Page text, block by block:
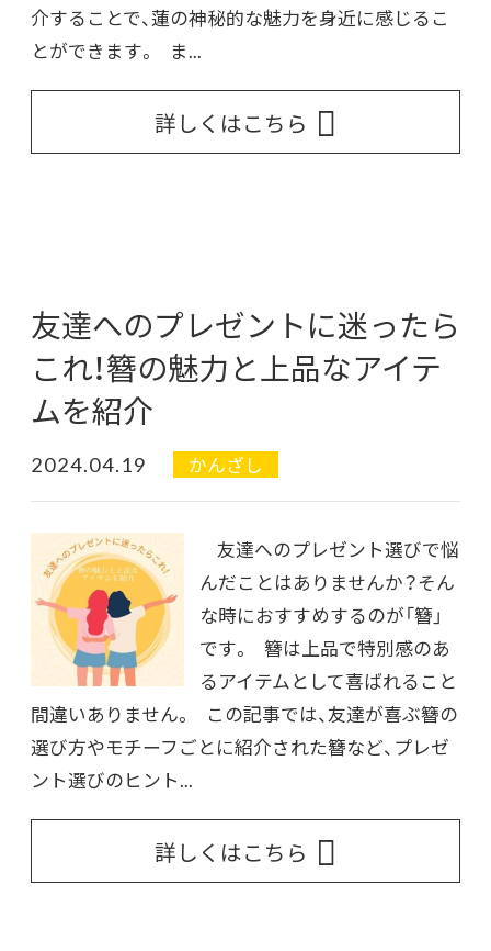
介することで、蓮の神秘的な魅力を身近に感じるこ
とができます。 ま...
詳しくはこちら
友達へのプレゼントに迷ったら
これ！簪の魅力と上品なアイテ
ムを紹介
2024.04.19 かんざし
友達へのプレゼント選びで悩
んだことはありませんか？そん
な時におすすめするのが「簪」
です。 簪は上品で特別感のあ
るアイテムとして喜ばれること
間違いありません。 この記事では、友達が喜ぶ簪の
選び方やモチーフごとに紹介された簪など、プレゼ
ント選びのヒント...
詳しくはこちら